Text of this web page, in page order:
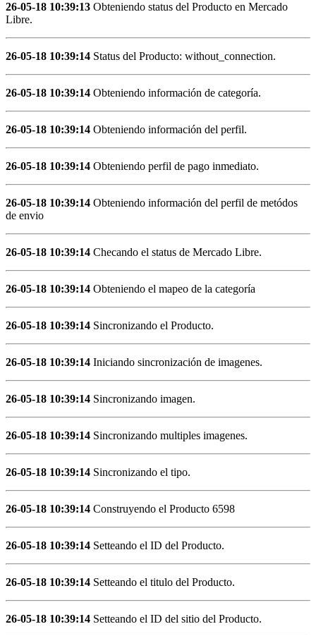
26-05-18 10:39:13 Obteniendo status del Producto en Mercado
Libre.
26-05-18 10:39:14 Status del Producto: without_connection.
26-05-18 10:39:14 Obteniendo información de categoría.
26-05-18 10:39:14 Obteniendo información del perfil.
26-05-18 10:39:14 Obteniendo perfil de pago inmediato.
26-05-18 10:39:14 Obteniendo información del perfil de metódos
de envio
26-05-18 10:39:14 Checando el status de Mercado Libre.
26-05-18 10:39:14 Obteniendo el mapeo de la categoría
26-05-18 10:39:14 Sincronizando el Producto.
26-05-18 10:39:14 Iniciando sincronización de imagenes.
26-05-18 10:39:14 Sincronizando imagen.
26-05-18 10:39:14 Sincronizando multiples imagenes.
26-05-18 10:39:14 Sincronizando el tipo.
26-05-18 10:39:14 Construyendo el Producto 6598
26-05-18 10:39:14 Setteando el ID del Producto.
26-05-18 10:39:14 Setteando el titulo del Producto.
26-05-18 10:39:14 Setteando el ID del sitio del Producto.